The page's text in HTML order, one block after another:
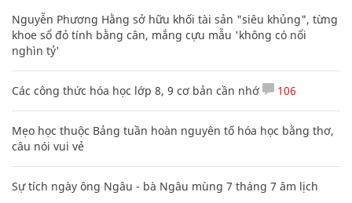
Nguyễn Phương Hằng sở hữu khối tài sản "siêu khủng", từng
khoe sổ đỏ tính bằng cân, mắng cựu mẫu 'không có nổi
nghìn tỷ'
Các công thức hóa học lớp 8, 9 cơ bản cần nhớ 106
Mẹo học thuộc Bảng tuần hoàn nguyên tố hóa học bằng thơ,
câu nói vui vẻ
Sự tích ngày ông Ngâu - bà Ngâu mùng 7 tháng 7 âm lịch